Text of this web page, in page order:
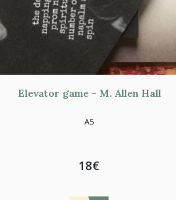
Elevator game - M. Allen Hall
A5
18€